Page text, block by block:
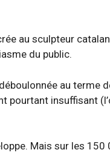
au sculpteur
du public.
au terme
pourtant insuffisant
Mais sur les